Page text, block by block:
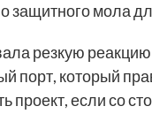
защитного мола
резкую
порт, который
проект, если со